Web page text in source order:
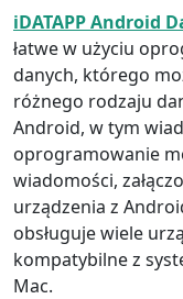
iDATAPP Android
łatwe w użyciu
danych, którego
różnego rodzaju
Android, w tym
oprogramowanie
wiadomości,
urządzenia z
obsługuje wiele
kompatybilne z
Mac.